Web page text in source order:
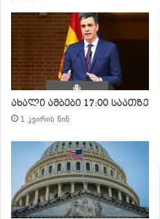
ახალი ამბები 17:00 საათზე
1 კვირის წინ